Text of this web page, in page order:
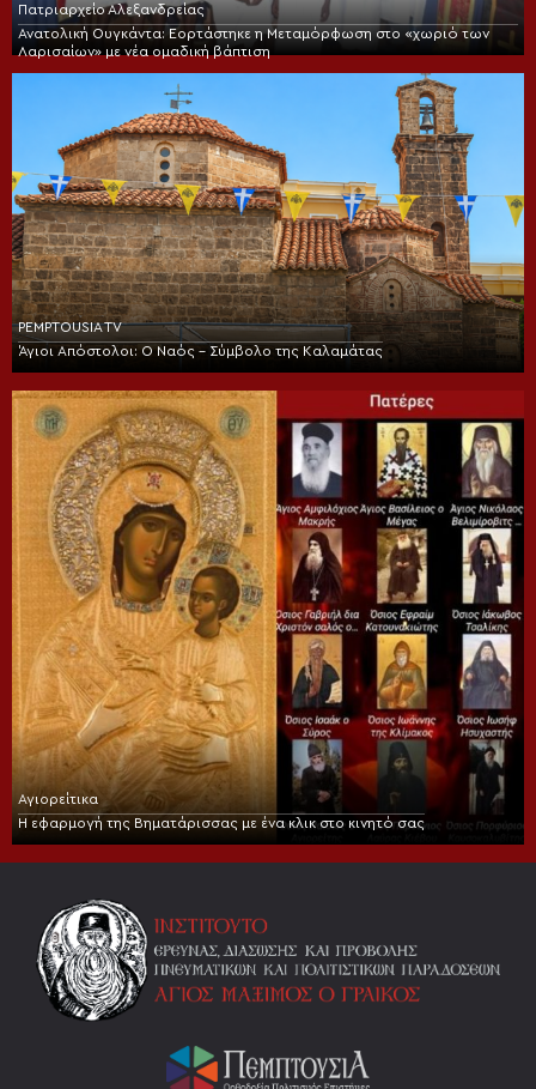
Πατριαρχείο Αλεξανδρείας
Ανατολική Ουγκάντα: Εορτάστηκε η Μεταμόρφωση στο «χωριό των
Λαρισαίων» με νέα ομαδική βάπτιση
PEMPTOUSIA TV
Άγιοι Απόστολοι: Ο Ναός – Σύμβολο της Καλαμάτας
Αγιορείτικα
Η εφαρμογή της Βηματάρισσας με ένα κλικ στο κινητό σας